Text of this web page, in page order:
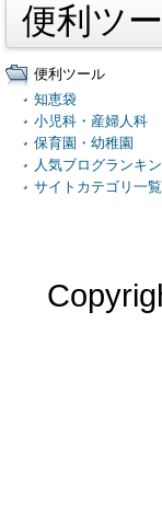
便利ツ
便利ツール
知恵袋
小児科・産婦人科
保育園・幼稚園
人気ブログランキ
サイトカテゴリ一覧